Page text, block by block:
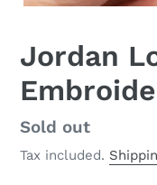
Jordan
Regular
price
Sold out
Tax included.